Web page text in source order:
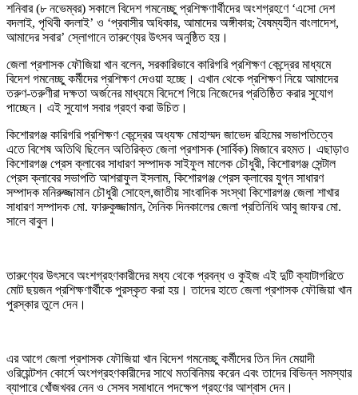
শনিবার (৮ নভেম্বর) সকালে বিদেশ গমনেচ্ছু প্রশিক্ষণার্থীদের অংশগ্রহণে ‘এসো দেশ
বদলাই, পৃথিবী বদলাই’ ও ‘প্রবাসীর অধিকার, আমাদের অঙ্গীকার; বৈষম্যহীন বাংলাদেশ,
আমাদের সবার’ স্লোগানে তারুণ্যের উৎসব অনুষ্ঠিত হয়।
জেলা প্রশাসক ফৌজিয়া খান বলেন, সরকারিভাবে কারিগরি প্রশিক্ষণ কেন্দ্রের মাধ্যমে
বিদেশ গমনেচ্ছু কর্মীদের প্রশিক্ষণ দেওয়া হচ্ছে। এখান থেকে প্রশিক্ষণ নিয়ে আমাদের
তরুণ-তরুণীরা দক্ষতা অর্জনের মাধ্যমে বিদেশে গিয়ে নিজেদের প্রতিষ্ঠিত করার সুযোগ
পাচ্ছেন। এই সুযোগ সবার গ্রহণ করা উচিত।
কিশোরগঞ্জ কারিগরি প্রশিক্ষণ কেন্দ্রের অধ্যক্ষ মোহাম্মদ জাভেদ রহিমের সভাপতিত্বে
এতে বিশেষ অতিথি ছিলেন অতিরিক্ত জেলা প্রশাসক (সার্বিক) মিজাবে রহমত। এছাড়াও
কিশোরগঞ্জ প্রেস ক্লাবের সাধারণ সম্পাদক সাইফুল মালেক চৌধুরী, কিশোরগঞ্জ সেন্টাল
প্রেস ক্লাবের সভাপতি আশরাফুল ইসলাম, কিশোরগঞ্জ প্রেস ক্লাবের যুগ্ন সাধারণ
সম্পাদক মনিরুজ্জামান চৌধুরী সোহেল,জাতীয় সাংবাদিক সংস্থা কিশোরগঞ্জ জেলা শাখার
সাধারণ সম্পাদক মো. ফারুকুজ্জামান, দৈনিক দিনকালের জেলা প্রতিনিধি আবু জাফর মো.
সালে বাবুল।
তারুণ্যের উৎসবে অংশগ্রহণকারীদের মধ্য থেকে প্রবন্ধ ও কুইজ এই দুটি ক্যাটাগরিতে
মোট ছয়জন প্রশিক্ষণার্থীকে পুরস্কৃত করা হয়। তাদের হাতে জেলা প্রশাসক ফৌজিয়া খান
পুরস্কার তুলে দেন।
এর আগে জেলা প্রশাসক ফৌজিয়া খান বিদেশ গমনেচ্ছু কর্মীদের তিন দিন মেয়াদী
ওরিয়েন্টশন কোর্সে অংশগ্রহণকারীদের সাথে মতবিনিময় করেন এবং তাদের বিভিন্ন সমস্যার
ব্যাপারে খোঁজখবর নেন ও সেসব সমাধানে পদক্ষেপ গ্রহণের আশ্বাস দেন।